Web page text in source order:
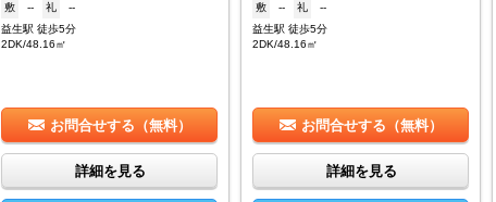
敷
-- 礼
--
益生駅 徒歩5分
2DK/48.16㎡
お問合せする（無料）
詳細を見る
敷
-- 礼
--
益生駅 徒歩5分
2DK/48.16㎡
お問合せする（無料）
詳細を見る